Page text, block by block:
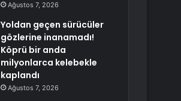
Ağustos 7, 2026
Yoldan geçen sürücüler
gözlerine inanamadı!
Köprü bir anda
milyonlarca kelebekle
kaplandı
Ağustos 7, 2026